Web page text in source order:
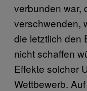
verbunden war,
verschwenden,
die letztlich den
nicht schaffen
Effekte solcher
Wettbewerb.